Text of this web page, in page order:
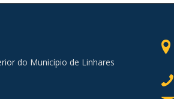
do Município de Linhares